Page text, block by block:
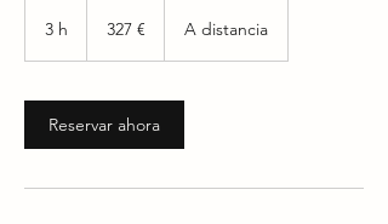
3 h 327 € A distancia
Reservar ahora